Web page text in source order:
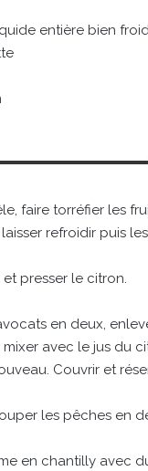
entière bien
faire torréfier les
refroidir puis
presser le citron.
en deux,
avec le jus du
Couvrir et
les pêches en
en chantilly avec